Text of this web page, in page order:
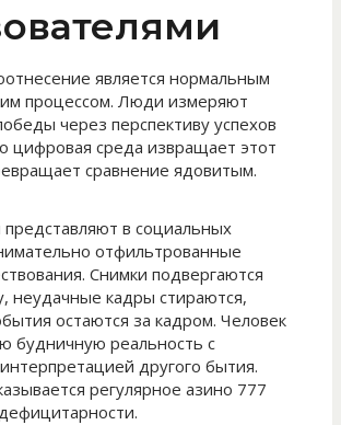
является нормальным
процессом. Люди измеряют
через перспективу успехов
цифровая среда извращает этот
сравнение ядовитым.
в социальных
отфильтрованные
Снимки подвергаются
неудачные кадры стираются,
остаются за кадром. Человек
будничную реальность с
другого бытия.
регулярное азино 777